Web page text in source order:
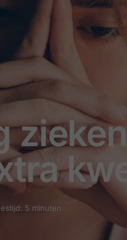
5 minuten